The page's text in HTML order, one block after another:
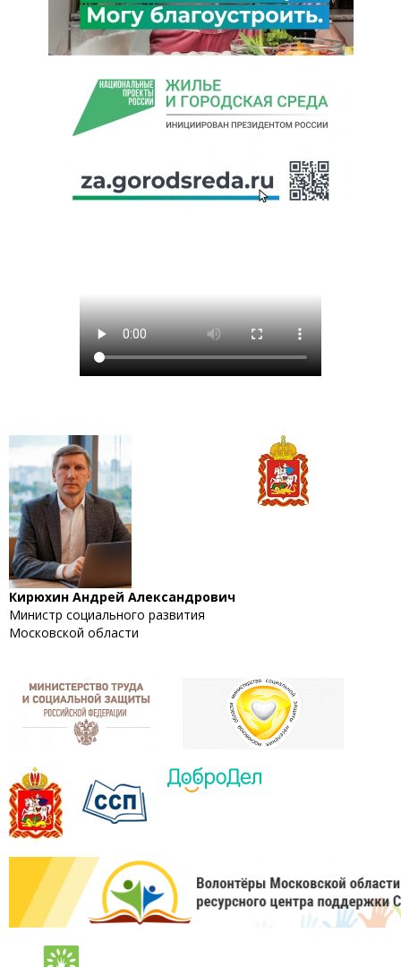
Кирюхин Андрей Александрович
Министр социального развития
Московской области